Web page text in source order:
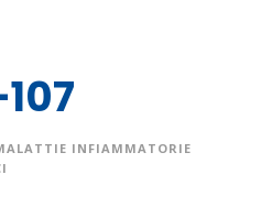
INFIAMMATORIE